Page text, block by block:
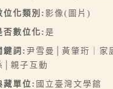
位化類別: 影像(圖片)
否數位化: 是
鍵詞: 尹雪曼│黃肇珩｜家
│親子互動
藏單位: 國立臺灣文學館